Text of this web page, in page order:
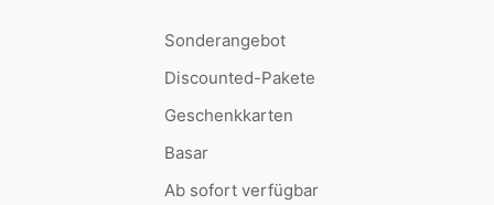
Sonderangebot
Discounted-Pakete
Geschenkkarten
Basar
Ab sofort verfügbar